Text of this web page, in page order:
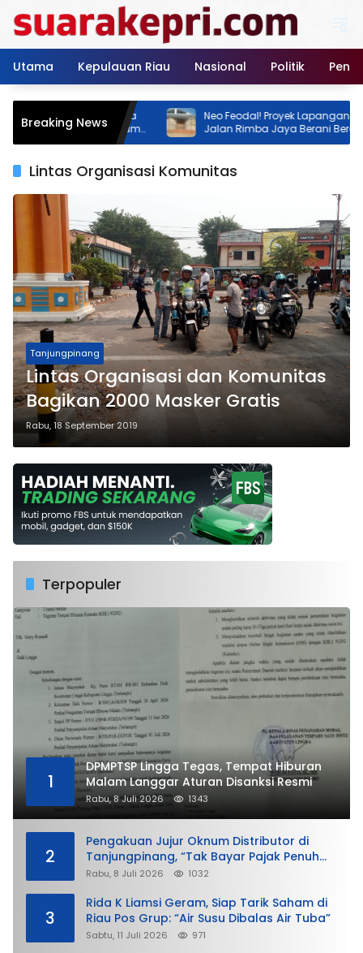
konten
Utama
Kepulauan Riau Nasional Politik
Breaking News
Rimba Jaya
Klaim Belum
Neo Feodal! Proyek Lapangan Tenis di
Jalan Rimba Jaya Berani Berdiri Tanpa
Izin, Pemilik Malah Pamer Progres 70
Lintas Organisasi Komunitas
Tanjungpinang
Lintas Organisasi dan Komunitas
Bagikan 2000 Masker Gratis
Rabu, 18 September 2019
Terpopuler
1
DPMPTSP Lingga Tegas, Tempat Hiburan
Malam Langgar Aturan Disanksi Resmi
Rabu, 8 Juli 2026 1343
2
Pengakuan Jujur Oknum Distributor di
Tanjungpinang, “Tak Bayar Pajak Penuh
demi Untung”
Rabu, 8 Juli 2026 1032
3
Rida K Liamsi Geram, Siap Tarik Saham di
Riau Pos Grup: “Air Susu Dibalas Air Tuba”
Sabtu, 11 Juli 2026 971